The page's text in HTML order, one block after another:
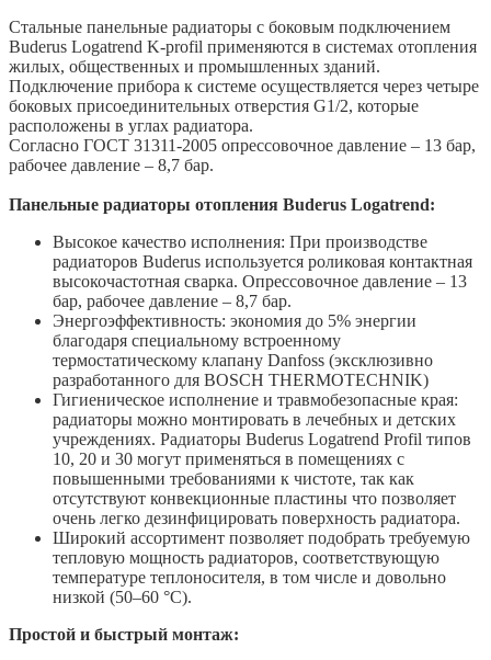
Стальные панельные радиаторы с боковым подключением
Buderus Logatrend K-profil применяются в системах отопления
жилых, общественных и промышленных зданий.
Подключение прибора к системе осуществляется через четыре
боковых присоединительных отверстия G1/2, которые
расположены в углах радиатора.
Согласно ГОСТ 31311-2005 опрессовочное давление – 13 бар,
рабочее давление – 8,7 бар.
Панельные радиаторы отопления Buderus Logatrend:
Высокое качество исполнения: При производстве
радиаторов Buderus используется роликовая контактная
высокочастотная сварка. Опрессовочное давление – 13
бар, рабочее давление – 8,7 бар.
Энергоэффективность: экономия до 5% энергии
благодаря специальному встроенному
термостатическому клапану Danfoss (эксклюзивно
разработанного для BOSCH THERMOTECHNIK)
Гигиеническое исполнение и травмобезопасные края:
радиаторы можно монтировать в лечебных и детских
учреждениях. Радиаторы Buderus Logatrend Profil типов
10, 20 и 30 могут применяться в помещениях с
повышенными требованиями к чистоте, так как
отсутствуют конвекционные пластины что позволяет
очень легко дезинфицировать поверхность радиатора.
Широкий ассортимент позволяет подобрать требуемую
тепловую мощность радиаторов, соответствующую
температуре теплоносителя, в том числе и довольно
низкой (50–60 °С).
Простой и быстрый монтаж: